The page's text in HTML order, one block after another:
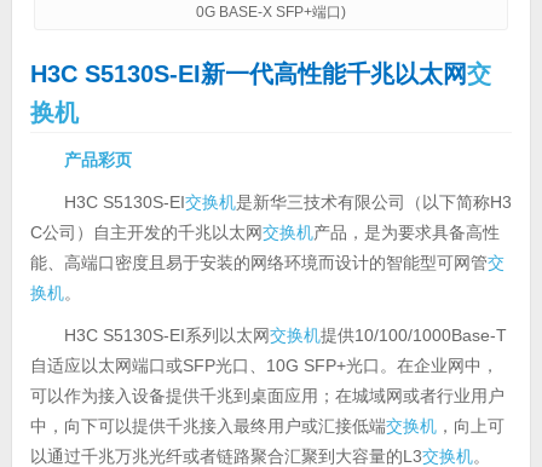
0G BASE-X SFP+端口)
H3C S5130S-EI新一代高性能千兆以太网交
换机
产品彩页
H3C S5130S-EI交换机是新华三技术有限公司（以下简称H3
C公司）自主开发的千兆以太网交换机产品，是为要求具备高性
能、高端口密度且易于安装的网络环境而设计的智能型可网管交
换机。
H3C S5130S-EI系列以太网交换机提供10/100/1000Base-T
自适应以太网端口或SFP光口、10G SFP+光口。在企业网中，
可以作为接入设备提供千兆到桌面应用；在城域网或者行业用户
中，向下可以提供千兆接入最终用户或汇接低端交换机，向上可
以通过千兆万兆光纤或者链路聚合汇聚到大容量的L3交换机。